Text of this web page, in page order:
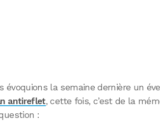
évoquions la semaine dernière un
antireflet, cette fois, c’est de la
: